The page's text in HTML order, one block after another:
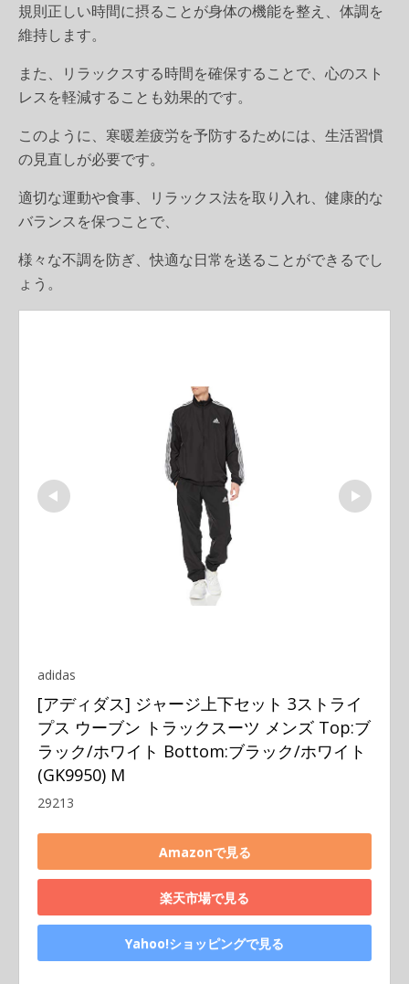
規則正しい時間に摂ることが身体の機能を整え、体調を
維持します。
また、リラックスする時間を確保することで、心のスト
レスを軽減することも効果的です。
このように、寒暖差疲労を予防するためには、生活習慣
の見直しが必要です。
適切な運動や食事、リラックス法を取り入れ、健康的な
バランスを保つことで、
様々な不調を防ぎ、快適な日常を送ることができるでし
ょう。
adidas
[アディダス] ジャージ上下セット 3ストライ
プス ウーブン トラックスーツ メンズ Top:ブ
ラック/ホワイト Bottom:ブラック/ホワイト
(GK9950) M
29213
Amazonで見る
楽天市場で見る
Yahoo!ショッピングで見る